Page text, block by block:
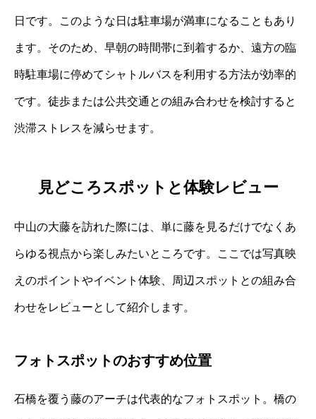
日です。このような日は駐車場が満車になることもあり
ます。そのため、早朝の時間帯に到着するか、遠方の臨
時駐車場に停めてシャトルバスを利用する方法が効率的
です。徒歩または公共交通との組み合わせを検討すると
渋滞ストレスを減らせます。
見どころスポットと体験レビュー
中山の大藤を訪れた際には、単に藤を見るだけでなくあ
らゆる視点から楽しみたいところです。ここでは写真映
えのポイントやイベント体験、周辺スポットとの組み合
わせをレビューとして紹介します。
フォトスポットのおすすめ位置
石橋を覆う藤のアーチは代表的なフォトスポット。橋の